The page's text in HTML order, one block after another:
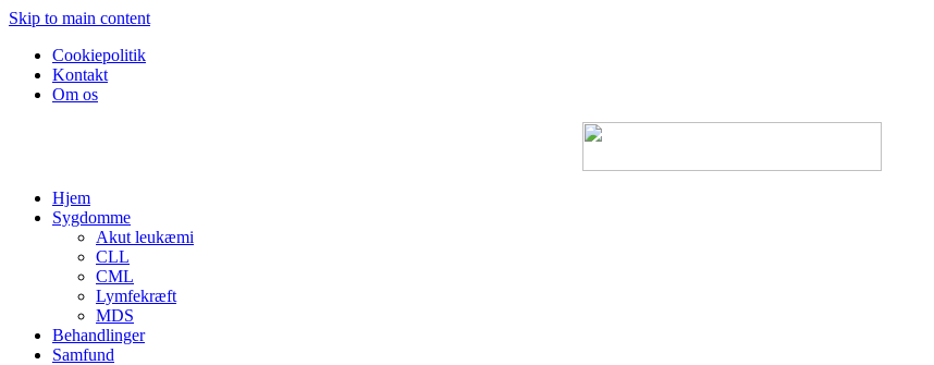
Skip to main content
Cookiepolitik
Kontakt
Om os
Hjem
Sygdomme
Akut leukæmi
CLL
CML
Lymfekræft
MDS
Behandlinger
Samfund